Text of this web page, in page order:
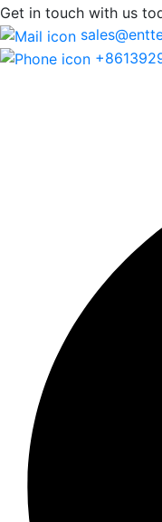
Get in touch with us